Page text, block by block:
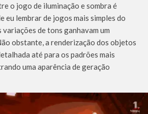
o jogo de iluminação e sombra é
eu lembrar de jogos mais simples do
de tons ganhavam um
obstante, a renderização dos objetos
até para os padrões mais
uma aparência de geração